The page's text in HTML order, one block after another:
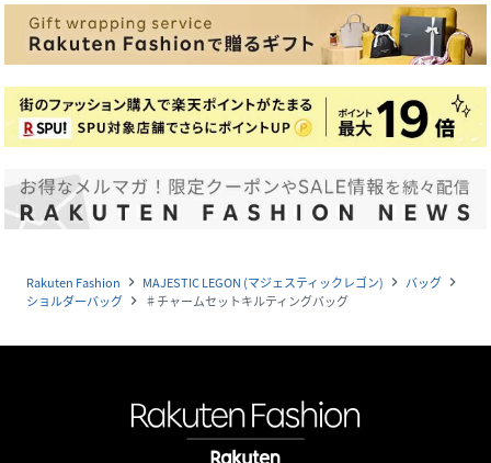
Rakuten Fashion navigate_next MAJESTIC LEGON (マジェスティックレゴン) navigate_next バッグ navigate_next
ショルダーバッグ navigate_next ♯チャームセットキルティングバッグ